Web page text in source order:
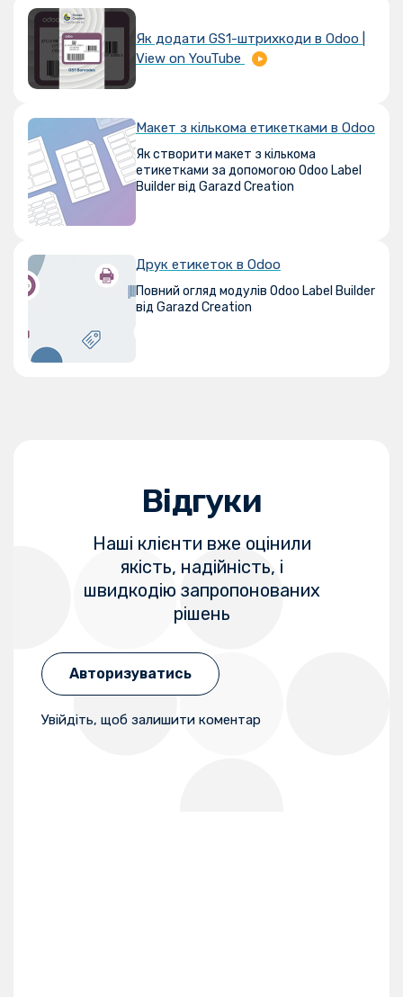
Як додати GS1-штрихкоди в Odoo |
View on YouTube
Макет з кількома етикетками в Odoo
Як створити макет з кількома
етикетками за допомогою Odoo Label
Builder від Garazd Creation
Друк етикеток в Odoo
Повний огляд модулів Odoo Label Builder
від Garazd Creation
Відгуки
Наші клієнти вже оцінили
якість, надійність, і
швидкодію запропонованих
рішень
Авторизуватись
Увійдіть, щоб залишити коментар